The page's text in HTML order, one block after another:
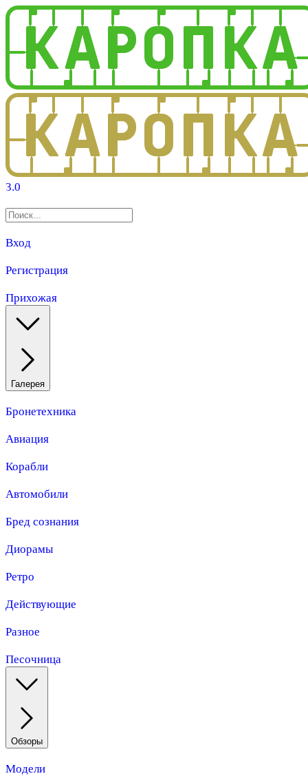
3.0
Вход
Регистрация
Прихожая
Галерея
Бронетехника
Авиация
Корабли
Автомобили
Бред сознания
Диорамы
Ретро
Действующие
Разное
Песочница
Обзоры
Модели